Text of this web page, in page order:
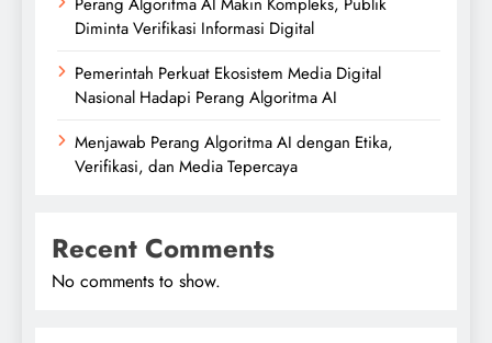
Diminta Verifikasi Informasi Digital
Pemerintah Perkuat Ekosistem Media Digital
Nasional Hadapi Perang Algoritma AI
Menjawab Perang Algoritma AI dengan Etika,
Verifikasi, dan Media Tepercaya
Recent Comments
No comments to show.